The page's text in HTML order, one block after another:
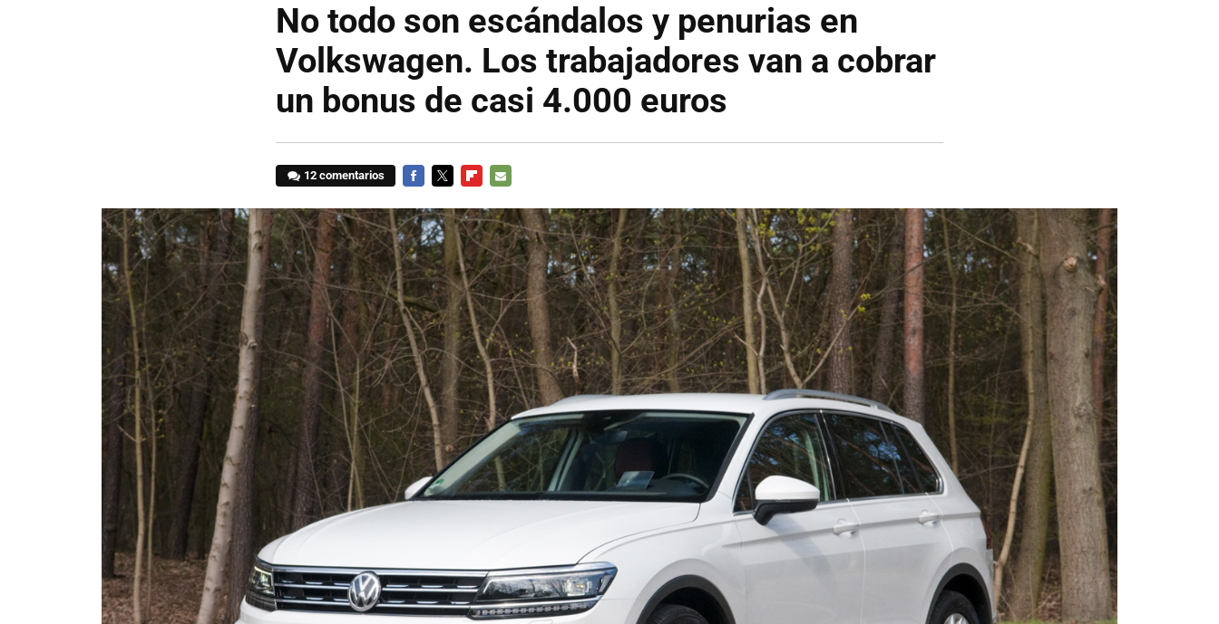
No todo son escándalos y penurias en
Volkswagen. Los trabajadores van a cobrar
un bonus de casi 4.000 euros
12 comentarios
MAIL